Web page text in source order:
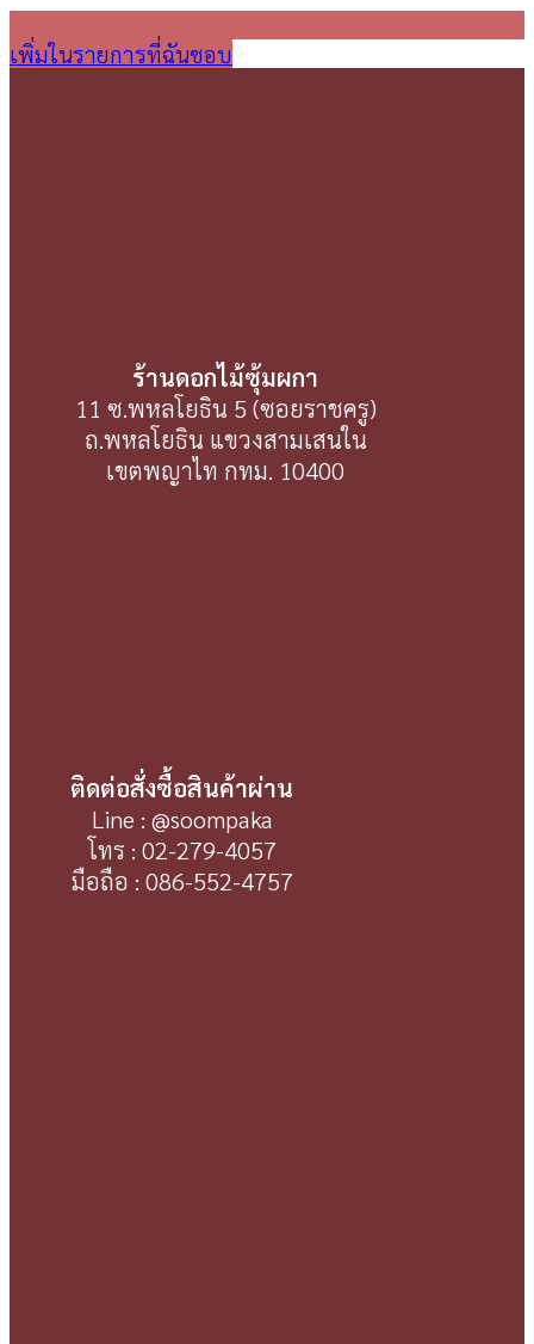
เพิ่มในรายการที่ฉันชอบ
ร้านดอกไม้ซุ้มผกา
11 ซ.พหลโยธิน 5 (ซอยราชครู)
ถ.พหลโยธิน แขวงสามเสนใน
เขตพญาไท กทม. 10400
ติดต่อสั่งซื้อสินค้าผ่าน
Line : @soompaka
โทร : 02-279-4057
มือถือ : 086-552-4757